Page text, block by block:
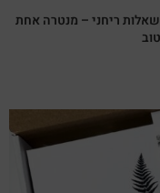
ריחני – מנטרה אחת